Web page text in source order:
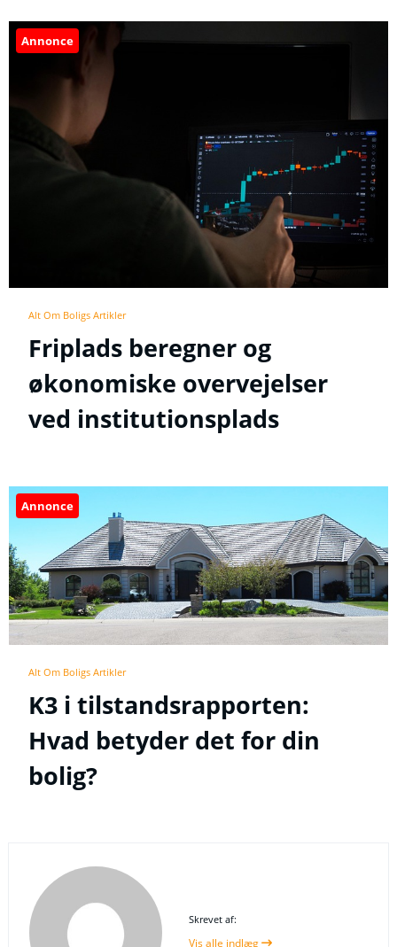
Annonce
Alt Om Boligs Artikler
Friplads beregner og
økonomiske overvejelser
ved institutionsplads
Annonce
Alt Om Boligs Artikler
K3 i tilstandsrapporten:
Hvad betyder det for din
bolig?
Skrevet af:
Vis alle indlæg